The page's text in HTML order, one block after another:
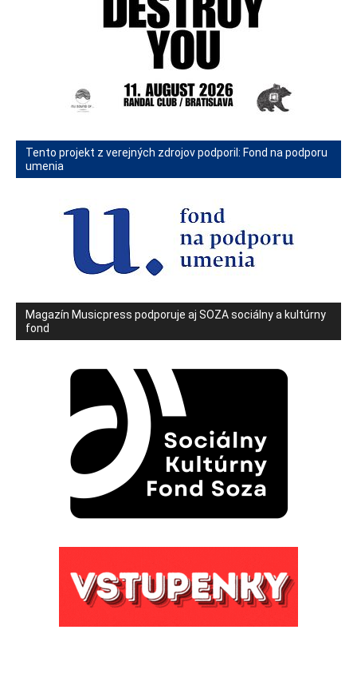
Tento projekt z verejných zdrojov podporil: Fond na podporu
umenia
Magazín Musicpress podporuje aj SOZA sociálny a kultúrny
fond